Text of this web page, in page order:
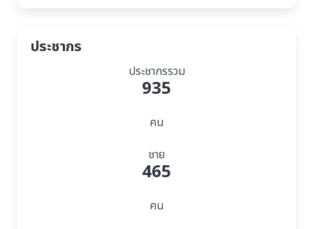
ประชากร
ประชากรรวม
935
คน
ชาย
465
คน